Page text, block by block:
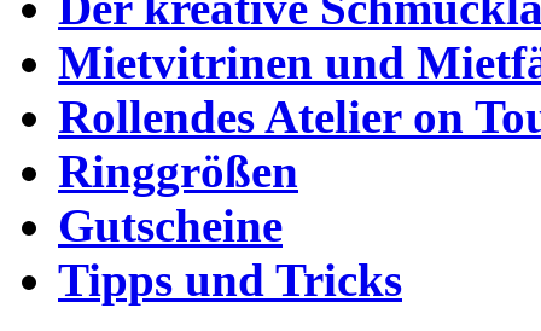
Mietvitrinen und
Rollendes Atelier on
Ringgrößen
Gutscheine
Tipps und Tricks